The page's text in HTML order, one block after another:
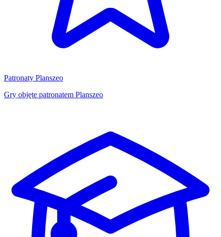
Patronaty Planszeo
Gry objęte patronatem Planszeo